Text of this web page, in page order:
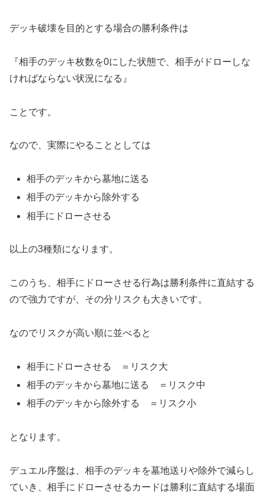
デッキ破壊を目的とする場合の勝利条件は
『相手のデッキ枚数を0にした状態で、相手がドローしな
ければならない状況になる』
ことです。
なので、実際にやることとしては
相手のデッキから墓地に送る
相手のデッキから除外する
相手にドローさせる
以上の3種類になります。
このうち、相手にドローさせる行為は勝利条件に直結する
ので強力ですが、その分リスクも大きいです。
なのでリスクが高い順に並べると
相手にドローさせる ＝リスク大
相手のデッキから墓地に送る ＝リスク中
相手のデッキから除外する ＝リスク小
となります。
デュエル序盤は、相手のデッキを墓地送りや除外で減らし
ていき、相手にドローさせるカードは勝利に直結する場面